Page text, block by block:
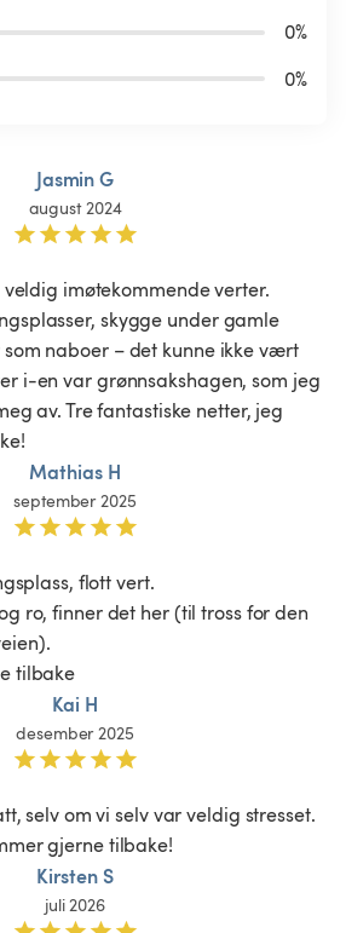
0%
0%
Jasmin G
august 2024
imøtekommende verter.
skygge under gamle
naboer – det kunne ikke vært
i-en var grønnsakshagen, som jeg
av. Tre fantastiske netter, jeg
Mathias H
september 2025
flott vert.
tilbake
Kai H
desember 2025
selv om vi selv var veldig stresset.
gjerne tilbake!
Kirsten S
juli 2026